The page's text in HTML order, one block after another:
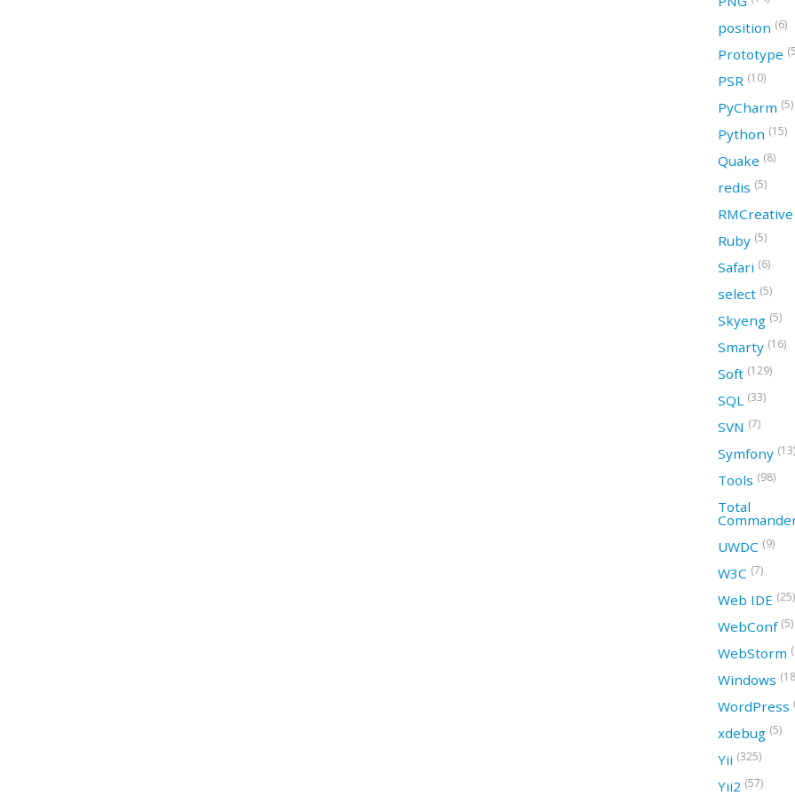
position (6)
Prototype
PSR (10)
PyCharm (5)
Python (15)
Quake (8)
redis (5)
RMCreative
Ruby (5)
Safari (6)
select (5)
Skyeng (5)
Smarty (16)
Soft (129)
SQL (33)
SVN (7)
Symfony (13)
Tools (98)
Total
UWDC (9)
W3C (7)
Web IDE (25)
WebConf (5)
WebStorm
Windows
WordPress
xdebug (5)
Yii (325)
Yii2 (57)